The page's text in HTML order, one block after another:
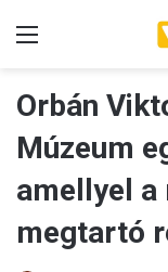
Menü
Orbán
Múzeum
amellyel a
megtartó